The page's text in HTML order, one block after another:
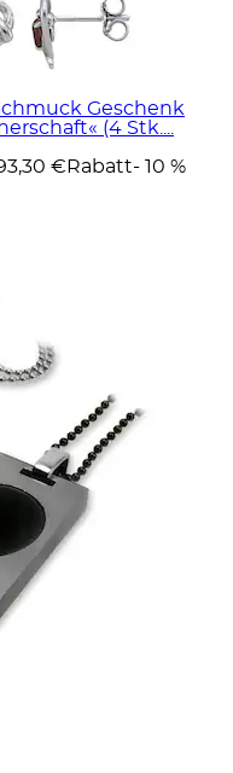
Geschenk
(4 Stk....
€ Rabatt- 10 %